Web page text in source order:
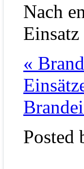
Nach
«
Posted